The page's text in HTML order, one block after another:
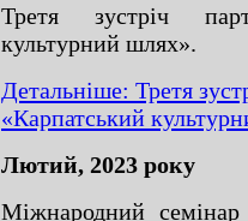
Третя зустріч
культурний шлях».
Детальніше: Третя
«Карпатський
Лютий, 2023 року
Міжнародний семінар